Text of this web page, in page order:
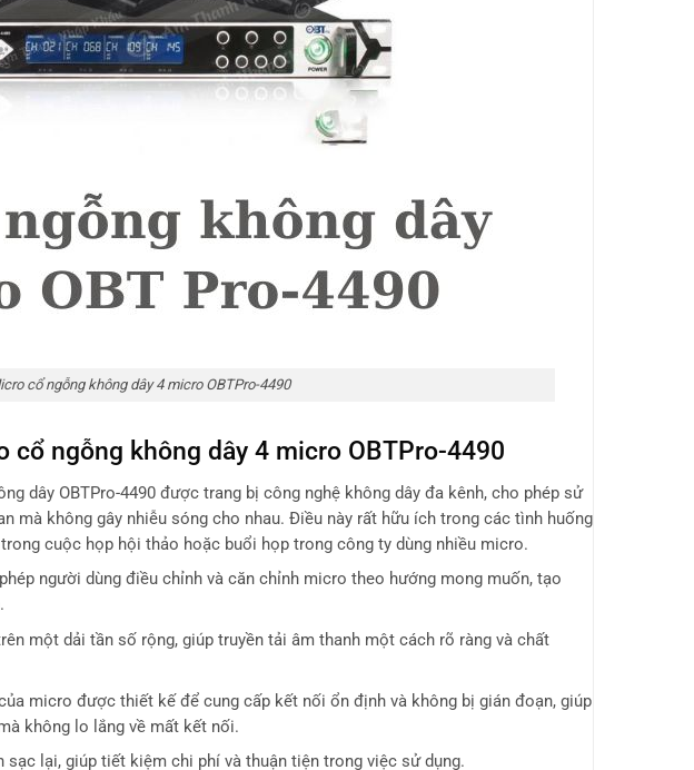
cổ ngỗng không dây 4 micro OBTPro-4490
ngỗng không dây 4 micro OBTPro-4490
dây OBTPro-4490 được trang bị công nghệ không dây đa kênh, cho phép sử
mà không gây nhiễu sóng cho nhau. Điều này rất hữu ích trong các tình huống
cuộc họp hội thảo hoặc buổi họp trong công ty dùng nhiều micro.
người dùng điều chỉnh và căn chỉnh micro theo hướng mong muốn, tạo
một dải tần số rộng, giúp truyền tải âm thanh một cách rõ ràng và chất
micro được thiết kế để cung cấp kết nối ổn định và không bị gián đoạn, giúp
không lo lắng về mất kết nối.
sạc lại, giúp tiết kiệm chi phí và thuận tiện trong việc sử dụng.